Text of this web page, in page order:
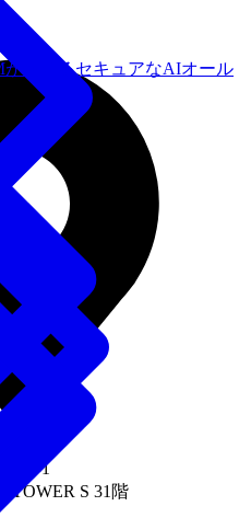
使えるセキュアなAIオール
1-1-1
TOWER S 31階